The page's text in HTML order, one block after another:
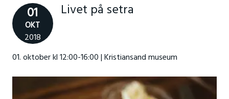
01
OKT
2018
Livet på setra
01. oktober kl 12:00-16:00 | Kristiansand museum